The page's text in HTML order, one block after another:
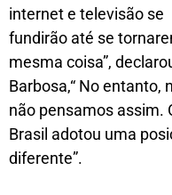
internet e televisão se
fundirão até se
mesma coisa”,
Barbosa,“ No entanto,
não pensamos assim.
Brasil adotou uma
diferente”.